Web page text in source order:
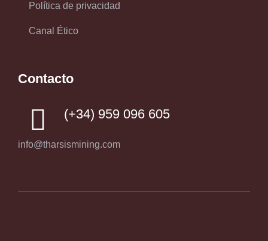
Política de privacidad
Canal Ético
Contacto
(+34) 959 096 605
info@tharsismining.com